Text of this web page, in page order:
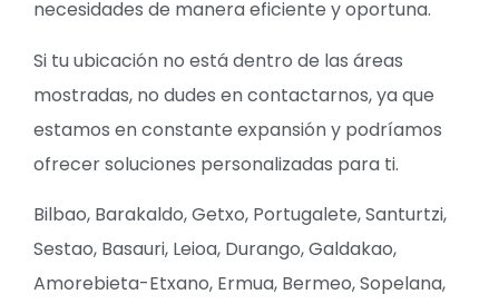
necesidades de manera eficiente y oportuna.
Si tu ubicación no está dentro de las áreas
mostradas, no dudes en contactarnos, ya que
estamos en constante expansión y podríamos
ofrecer soluciones personalizadas para ti.
Bilbao, Barakaldo, Getxo, Portugalete, Santurtzi,
Sestao, Basauri, Leioa, Durango, Galdakao,
Amorebieta-Etxano, Ermua, Bermeo, Sopelana,